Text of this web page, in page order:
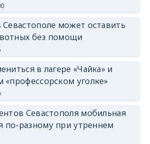
может оставить
без помощи
в лагере «Чайка» и
«профессорском уголке»
Севастополя мобильная
по-разному при утреннем